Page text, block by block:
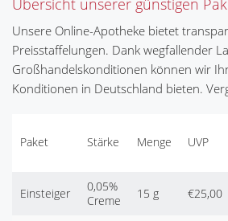
Übersicht unserer günstigen
Unsere Online-Apotheke bietet
Preisstaffelungen. Dank wegfallender
Großhandelskonditionen können wir
Konditionen in Deutschland bieten.
Paket Stärke Menge UVP
Einsteiger
0,05%
Creme
15 g €25,00